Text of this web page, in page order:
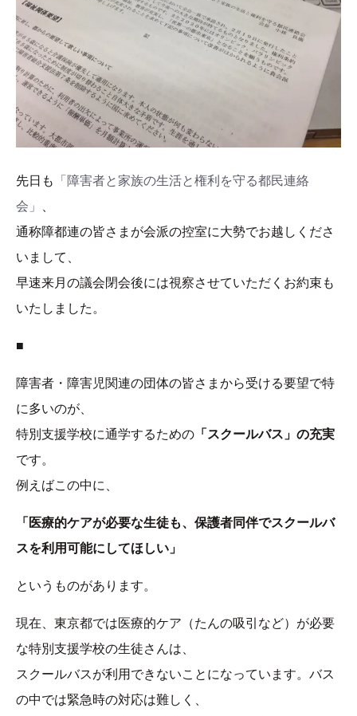
先日も
「障害者と家族の生活と権利を守る都民連絡
会」
通称障都連の皆さまが会派の控室に大勢でお越しくださ
いまして、
早速来月の議会閉会後には視察させていただくお約束も
いたしました。
■
障害者・障害児関連の団体の皆さまから受ける要望で特
に多いのが、
特別支援学校に通学するための 「スクールバス」の充実
です。
例えばこの中に、
「医療的ケアが必要な生徒も、保護者同伴でスクールバ
スを利用可能にしてほしい」
というものがあります。
現在、東京都では医療的ケア（たんの吸引など）が必要
な特別支援学校の生徒さんは、
スクールバスが利用できないことになっています。バス
の中では緊急時の対応は難しく、